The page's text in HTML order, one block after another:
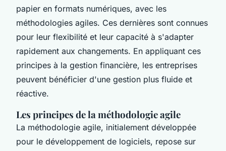
papier en formats numériques, avec les
méthodologies agiles. Ces dernières sont connues
pour leur flexibilité et leur capacité à s'adapter
rapidement aux changements. En appliquant ces
principes à la gestion financière, les entreprises
peuvent bénéficier d'une gestion plus fluide et
réactive.
Les principes de la méthodologie agile
La méthodologie agile, initialement développée
pour le développement de logiciels, repose sur